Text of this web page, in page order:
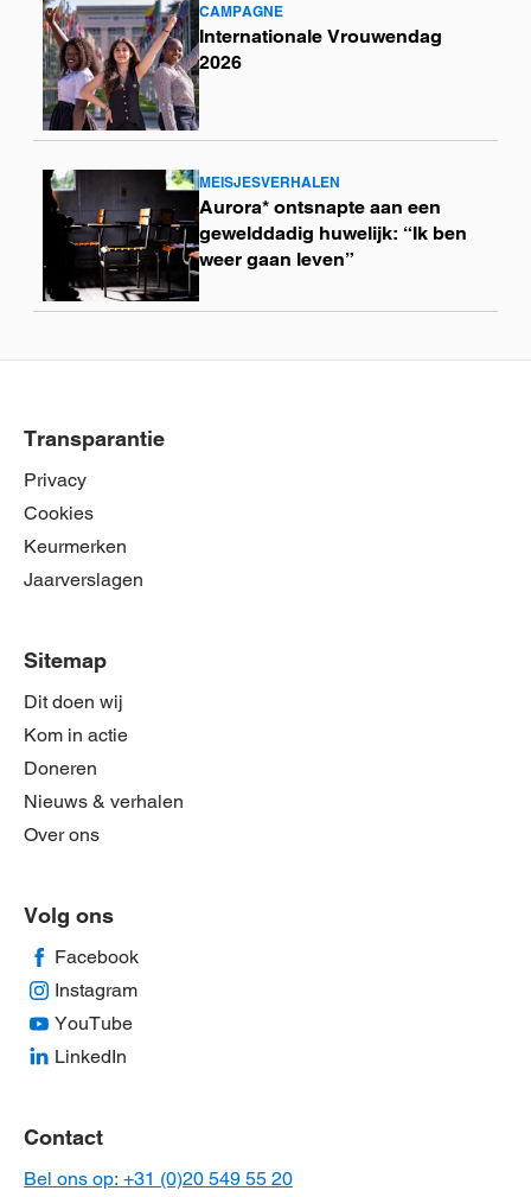
CAMPAGNE
Internationale Vrouwendag
2026
Lees
meer
MEISJESVERHALEN
Aurora* ontsnapte aan een
gewelddadig huwelijk: “Ik ben
weer gaan leven”
Lees
meer
Transparantie
Privacy
Cookies
Keurmerken
Jaarverslagen
Sitemap
Dit doen wij
Kom in actie
Doneren
Nieuws & verhalen
Over ons
Volg ons
Facebook
Instagram
YouTube
LinkedIn
Contact
Bel ons op: +31 (0)20 549 55 20